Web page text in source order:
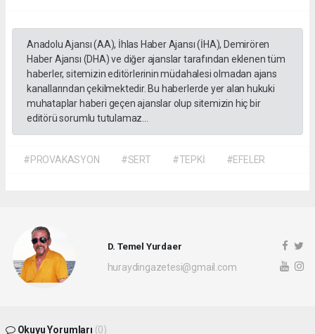
Anadolu Ajansı (AA), İhlas Haber Ajansı (İHA), Demirören
Haber Ajansı (DHA) ve diğer ajanslar tarafından eklenen tüm
haberler, sitemizin editörlerinin müdahalesi olmadan ajans
kanallarından çekilmektedir. Bu haberlerde yer alan hukuki
muhataplar haberi geçen ajanslar olup sitemizin hiç bir
editörü sorumlu tutulamaz...
#PROVAKASYON #SERT #TEPKİ #EFELER
D. Temel Yurdaer
huraydingazetesi@gmail.com
Okuyu Yorumları (0)